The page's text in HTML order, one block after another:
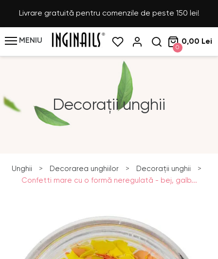
Livrare gratuită pentru comenzile de peste 150 lei!
MENIU
0
0,00 Lei
Decorații unghii
Unghii > Decorarea unghiilor > Decorații unghii
>
Confetti mare cu o formă neregulată - bej, galb...